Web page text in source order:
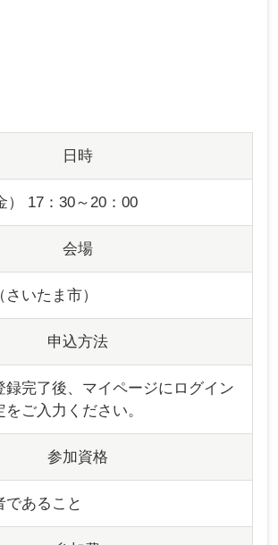
日時
） 17：30～20：00
会場
いたま市）
申込方法
録完了後、マイページにログイン
ご入力ください。
参加資格
であること